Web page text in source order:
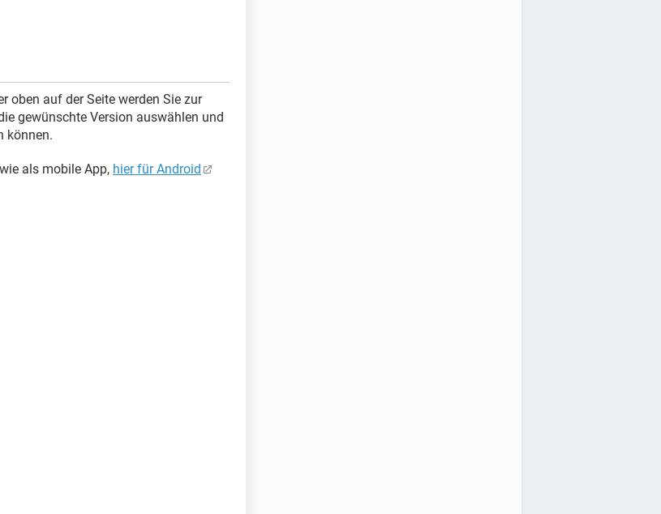
oben auf der Seite werden Sie zur
gewünschte Version auswählen und
können.
als mobile App, hier für Android